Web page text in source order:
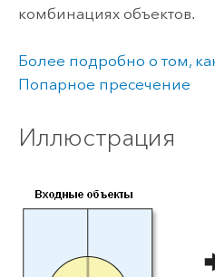
комбинациях объектов.
Более подробно о том,
Попарное пресечение
Иллюстрация